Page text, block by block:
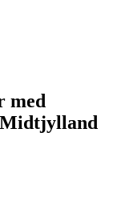
med
Midtjylland